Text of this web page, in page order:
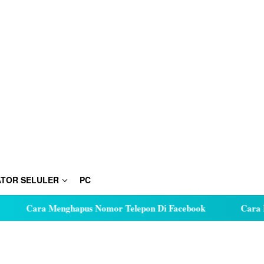
SELULER PC
Cara Menghapus Nomor Telepon Di Facebook Cara